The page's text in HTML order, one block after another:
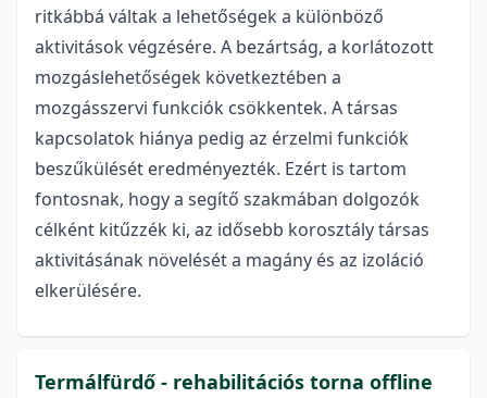
ritkábbá váltak a lehetőségek a különböző
aktivitások végzésére. A bezártság, a korlátozott
mozgáslehetőségek következtében a
mozgásszervi funkciók csökkentek. A társas
kapcsolatok hiánya pedig az érzelmi funkciók
beszűkülését eredményezték. Ezért is tartom
fontosnak, hogy a segítő szakmában dolgozók
célként kitűzzék ki, az idősebb korosztály társas
aktivitásának növelését a magány és az izoláció
elkerülésére.
Termálfürdő - rehabilitációs torna offline